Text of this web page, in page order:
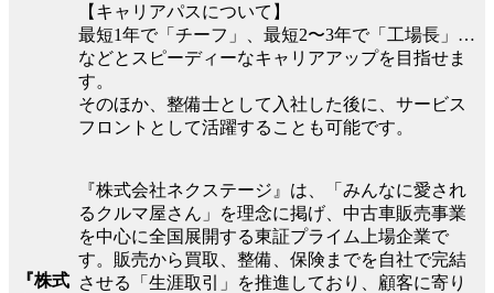
【キャリアパスについて】
最短1年で「チーフ」、最短2〜3年で「工場長」…
などとスピーディーなキャリアアップを目指せま
す。
そのほか、整備士として入社した後に、サービス
フロントとして活躍することも可能です。
『株式
『株式会社ネクステージ』は、「みんなに愛され
るクルマ屋さん」を理念に掲げ、中古車販売事業
を中心に全国展開する東証プライム上場企業で
す。販売から買取、整備、保険までを自社で完結
させる「生涯取引」を推進しており、顧客に寄り